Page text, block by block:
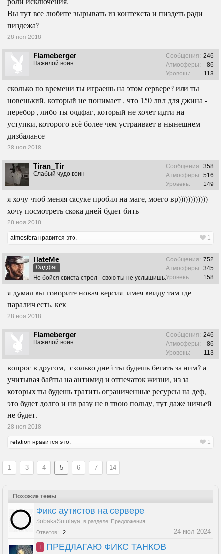
Вы тут все любите вырывать из контекста и пиздеть ради
пиздежа?
28 ноя 2018
Flameberger
Пажилой воин
Сообщения: 246
Атмосферы:
86
Уровень:
113
сколько по времени ты играешь на этом сервере? или ты
новенький, который не понимает , что 150 лвл для джина -
перебор , либо ты олдфаг, который не хочет идти на
уступки, которого всё более чем устраивает в нынешнем
дизбалансе
28 ноя 2018
Tiran_Tir
Слабый чудо воин
Сообщения: 358
Атмосферы: 516
Уровень:
149
я хочу чтоб меняя сасуке пробил на маге, моего вр))))))))))))
хочу посмотреть скока дней будет бить
28 ноя 2018
atmosfera нравится это. 1
HateMe
Олдфаг
Не бойся свиста стрел - свою ты не услышишь.
Сообщения: 752
Атмосферы: 345
Уровень:
158
я думал вы говорите новая версия, имея ввиду там где
паралич есть, кек
28 ноя 2018
Flameberger
Пажилой воин
Сообщения: 246
Атмосферы:
86
Уровень:
113
вопрос в другом,- сколько дней ты будешь бегать за ним? а
учитывая байты на антимид и отпечаток жизни, из за
которых ты будешь тратить ограниченные ресурсы на деф,
это будет долго и ни разу не в твою пользу, тут даже ничьей
не будет.
28 ноя 2018
relation нравится это. 1
1 3 4 5 6 7 14
Похожие темы
Фикс аутистов на сервере
SobakaSutulaya в разделе: Предложения
Ответов:
2 24 июл 2024
ПРЕДЛАГАЮ ФИКС ТАНКОВ